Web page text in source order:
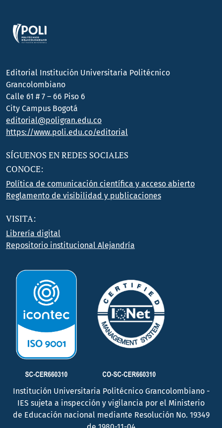
Editorial Institución Universitaria Politécnico
Grancolombiano
Calle 61 # 7 – 66 Piso 6
City Campus Bogotá
editorial@poligran.edu.co
https://www.poli.edu.co/editorial
SÍGUENOS EN REDES SOCIALES
CONOCE:
Política de comunicación científica y acceso abierto
Reglamento de visibilidad y publicaciones
VISITA:
Librería digital
Repositorio institucional Alejandría
Institución Universitaria Politécnico Grancolombiano -
IES sujeta a inspección y vigilancia por el Ministerio
de Educación nacional mediante Resolución No. 19349